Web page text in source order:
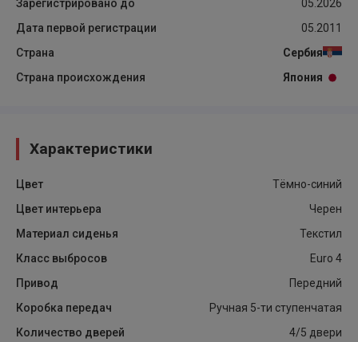
Зарегистрировано до
05.2026
Дата первой регистрации
05.2011
Страна
Сербия
Страна происхождения
Япония
Характеристики
Цвет
Tёмно-синий
Цвет интерьера
Черен
Материал сиденья
Текстил
Класс выбросов
Euro 4
Привод
Передний
Коробка передач
Ручная 5-ти ступенчатая
Количество дверей
4/5 двери